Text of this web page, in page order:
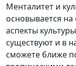
Менталитет и
основывается
аспекты
существуют и в
сможете ближе